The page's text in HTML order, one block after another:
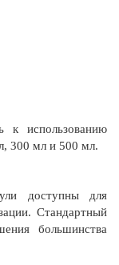
к использованию
300 мл и 500 мл.
доступны для
Стандартный
большинства